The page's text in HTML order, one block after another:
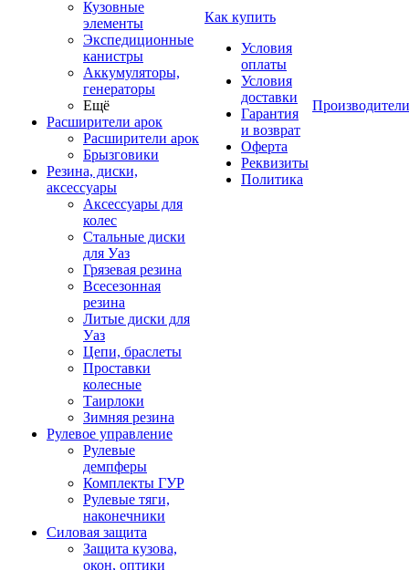
Кузовные
элементы
Экспедиционные
канистры
Аккумуляторы,
генераторы
Ещё
Расширители арок
Расширители арок
Брызговики
Резина, диски,
аксессуары
Аксессуары для
колес
Стальные диски
для Уаз
Грязевая резина
Всесезонная
резина
Литые диски для
Уаз
Цепи, браслеты
Проставки
колесные
Таирлоки
Зимняя резина
Рулевое управление
Рулевые
демпферы
Комплекты ГУР
Рулевые тяги,
наконечники
Силовая защита
Защита кузова,
окон, оптики
Как купить
Условия
оплаты
Условия
доставки
Гарантия
и возврат
Оферта
Реквизиты
Политика
Производители